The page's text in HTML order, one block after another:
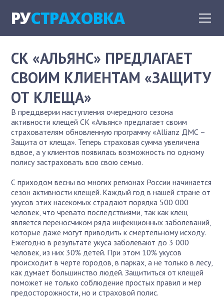
РУСТРАХОВКА
СК «АЛЬЯНС» ПРЕДЛАГАЕТ
СВОИМ КЛИЕНТАМ «ЗАЩИТУ
ОТ КЛЕЩА»
В преддверии наступления очередного сезона
активности клещей СК «Альянс» предлагает своим
страхователям обновленную программу «Allianz ДМС –
Защита от клеща». Теперь страховая сумма увеличена
вдвое, а у клиентов появилась возможность по одному
полису застраховать всю свою семью.
С приходом весны во многих регионах России начинается
сезон активности клещей. Каждый год в нашей стране от
укусов этих насекомых страдают порядка 500 000
человек, что чревато последствиями, так как клещ
является переносчиком ряда инфекционных заболеваний,
которые даже могут приводить к смертельному исходу.
Ежегодно в результате укуса заболевают до 3 000
человек, из них 30% детей. При этом 10% укусов
происходит в черте городов, в парках, а не только в лесу,
как думает большинство людей. Защититься от клещей
поможет не только соблюдение простых правил и мер
предосторожности, но и страховой полис.